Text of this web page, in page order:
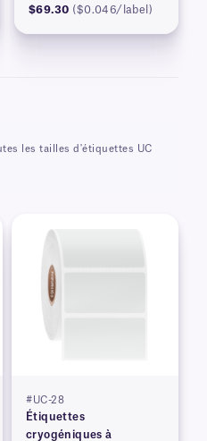
$69.30 ($0.046/label)
les tailles d'étiquettes UC
#UC-28
Étiquettes
cryogéniques à